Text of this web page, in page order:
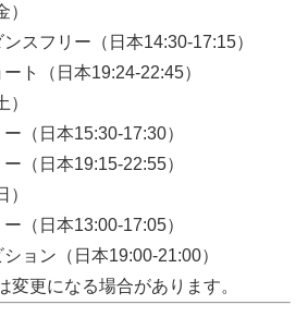
スフリー（日本14:30-17:15）
ト（日本19:24-22:45）
（日本15:30-17:30）
（日本19:15-22:55）
（日本13:00-17:05）
ョン（日本19:00-21:00）
更になる場合があります。